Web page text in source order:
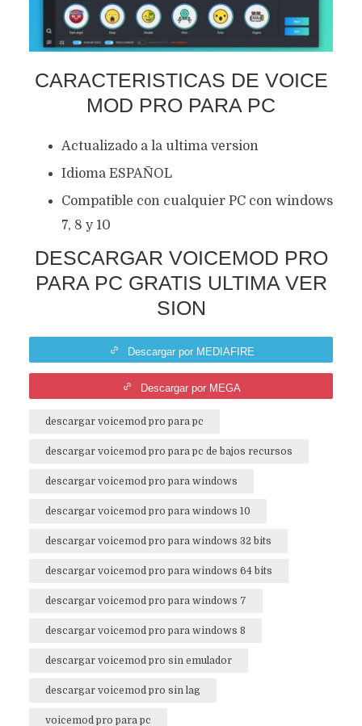
CARACTERISTICAS DE VOICE
MOD PRO PARA PC
Actualizado a la ultima version
Idioma ESPAÑOL
Compatible con cualquier PC con windows
7, 8 y 10
DESCARGAR VOICEMOD PRO
PARA PC GRATIS ULTIMA VER
SION
Descargar por MEDIAFIRE
Descargar por MEGA
descargar voicemod pro para pc
descargar voicemod pro para pc de bajos recursos
descargar voicemod pro para windows
descargar voicemod pro para windows 10
descargar voicemod pro para windows 32 bits
descargar voicemod pro para windows 64 bits
descargar voicemod pro para windows 7
descargar voicemod pro para windows 8
descargar voicemod pro sin emulador
descargar voicemod pro sin lag
voicemod pro para pc